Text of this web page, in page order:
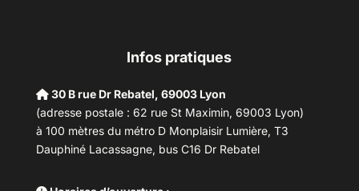
Infos pratiques
30 B rue Dr Rebatel, 69003 Lyon
(adresse postale : 62 rue St Maximin, 69003 Lyon)
à 100 mètres du métro D Monplaisir Lumière, T3
Dauphiné Lacassagne, bus C16 Dr Rebatel